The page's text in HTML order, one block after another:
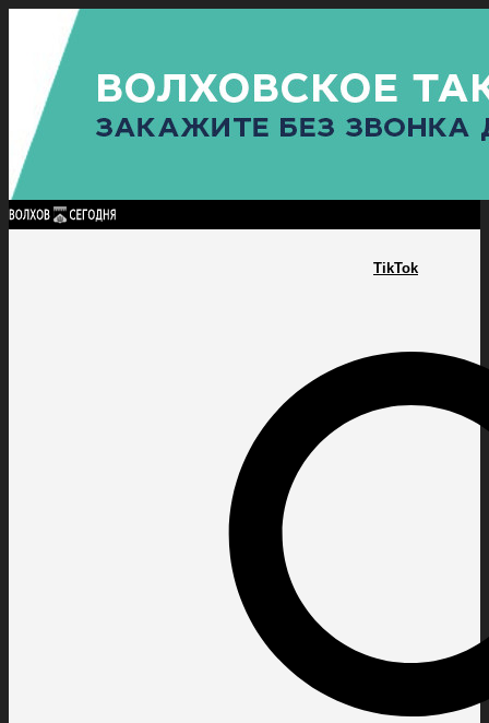
TikTok
Найти:
ГЛАВНАЯ ПОЛИТИКАПРОИСШЕСТВИЯ ПРОКУРАТУРАСПОРТ
ПОЛИТИКА
КУЛЬТУРА
ПОСЕЛЕНИЯ